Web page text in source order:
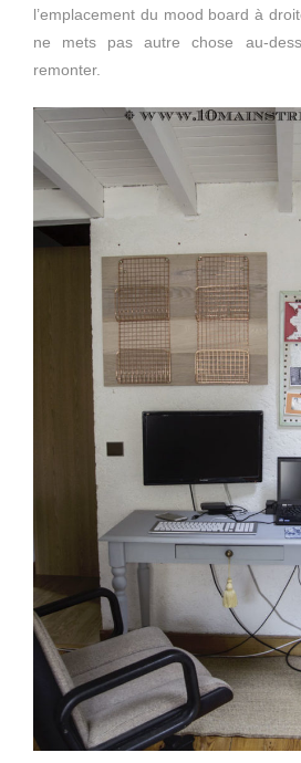
l’emplacement du mood board à
ne mets pas autre chose au-
remonter.